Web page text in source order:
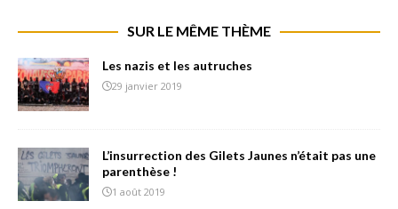
SUR LE MÊME THÈME
Les nazis et les autruches
29 janvier 2019
L’insurrection des Gilets Jaunes n’était pas une
parenthèse !
1 août 2019